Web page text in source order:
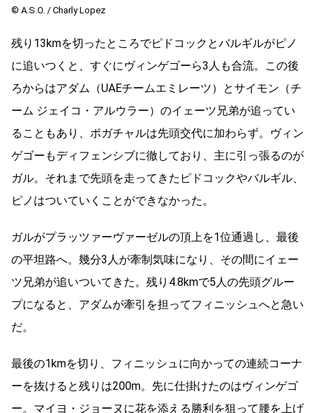
© A.S.O. / Charly Lopez
残り13kmを切ったところでピドコックとバルギルがピノ
に追いつくと、すぐにヴィンゲゴーら3人も合流。この後
ろからはアダム（UAEチームエミレーツ）とサイモン（チ
ーム ジェイコ・アルウラー）のイェーツ兄弟が追ってい
ることもあり、ポガチャルは先頭交代に加わらず。ヴィン
ゲゴーもディフェンシブに徹しており、主に引っ張るのが
ガル。それまで先頭を走ってきたピドコックやバルギル、
ピノはついていくことができなかった。
ガルがプラッツァーヴァーゼルの頂上を1位通過し、最後
の平坦路へ。幾分3人が牽制気味になり、その間にイェー
ツ兄弟が追いついてきた。残り4.8kmで5人の先頭グルー
プになると、アダムが牽引を担ってフィニッシュへと急い
だ。
最後の1kmを切り、フィニッシュに向かっての連続コーナ
ーを抜けると残りは200m。先に仕掛けたのはヴィンゲゴ
ー。マイヨ・ジョーヌに花を添える勝利を狙って腰を上げ